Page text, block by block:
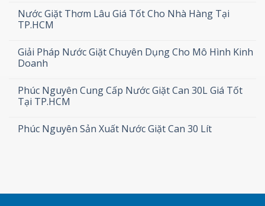
Nước Giặt Thơm Lâu Giá Tốt Cho Nhà Hàng Tại
TP.HCM
Giải Pháp Nước Giặt Chuyên Dụng Cho Mô Hình Kinh
Doanh
Phúc Nguyên Cung Cấp Nước Giặt Can 30L Giá Tốt
Tại TP.HCM
Phúc Nguyên Sản Xuất Nước Giặt Can 30 Lít